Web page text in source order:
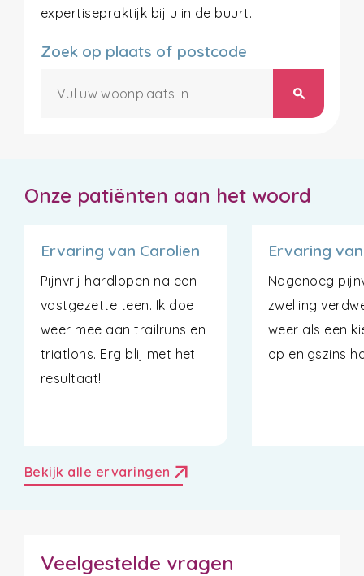
expertisepraktijk bij u in de buurt.
Zoek op plaats of postcode
search
Onze patiënten aan het woord
Ervaring van Carolien
Pijnvrij hardlopen na een
vastgezette teen. Ik doe
weer mee aan trailruns en
triatlons. Erg blij met het
resultaat!
Ervaring
Nagenoeg
zwelling
weer als een
op enigszins
Bekijk alle ervaringen arrow_outward
Veelgestelde vragen